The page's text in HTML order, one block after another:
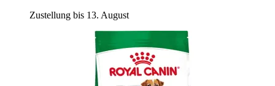
Zustellung bis 13. August